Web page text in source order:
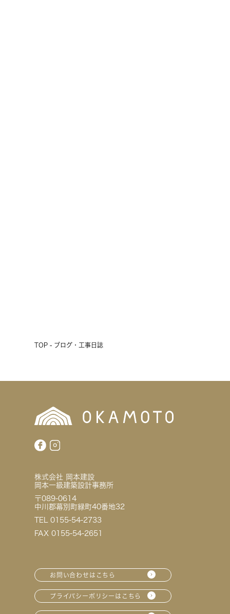
TOP - ブログ・工事日誌
株式会社 岡本建設
岡本一級建築設計事務所
〒089-0614
中川郡幕別町緑町40番地32
TEL 0155-54-2733
FAX 0155-54-2651
お問い合わせはこちら
プライバシーポリシーはこちら